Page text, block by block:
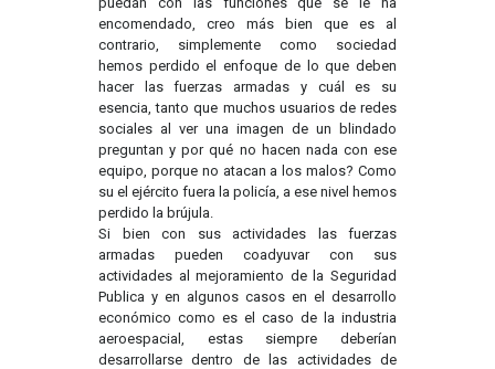
encomendado, creo más bien que es al
contrario, simplemente como sociedad
hemos perdido el enfoque de lo que deben
hacer las fuerzas armadas y cuál es su
esencia, tanto que muchos usuarios de redes
sociales al ver una imagen de un blindado
preguntan y por qué no hacen nada con ese
equipo, porque no atacan a los malos? Como
su el ejército fuera la policía, a ese nivel hemos
perdido la brújula.
Si bien con sus actividades las fuerzas
armadas pueden coadyuvar con sus
actividades al mejoramiento de la Seguridad
Publica y en algunos casos en el desarrollo
económico como es el caso de la industria
aeroespacial, estas siempre deberían
desarrollarse dentro de las actividades de